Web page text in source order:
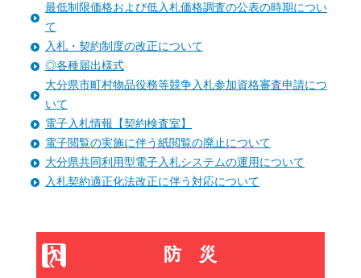
最低制限価格および低入札価格調査の公表の時期につい
て
入札・契約制度の改正について
◎各種届出様式
大分県市町村物品役務等競争入札参加資格審査申請につ
いて
電子入札情報【契約検査室】
電子閲覧の実施に伴う紙閲覧の廃止について
大分県共同利用型電子入札システムの運用について
入札契約適正化法改正に伴う対応について
防災